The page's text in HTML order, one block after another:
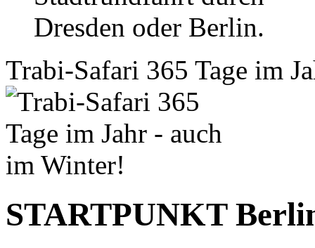
Trabi-Safari 365 Tage im
STARTPUNKT